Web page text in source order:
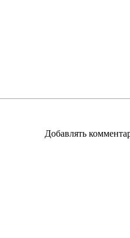
Добавлять